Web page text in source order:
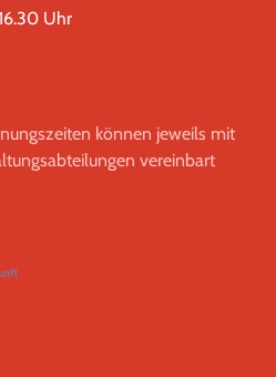
Uhr
können jeweils mit
vereinbart